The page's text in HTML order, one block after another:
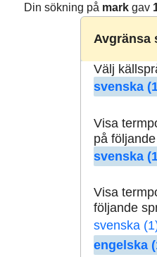
Din sökning på markgav
Avgränsa
Välj
svenska
Visa
på
svenska
Visa
följande
svenska
engelska